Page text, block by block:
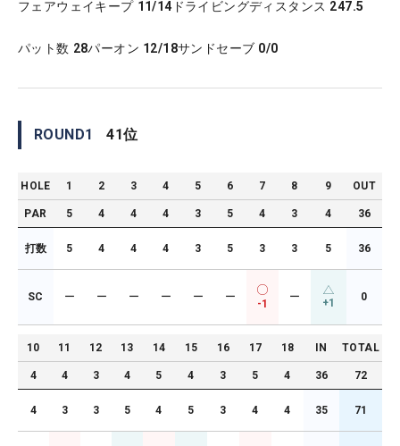
フェアウェイキープ 11/14 ドライビングディスタンス 247.5
パット数 28パーオン 12/18サンドセーブ 0/0
ROUND1 41位
HOLE 1 2 3 4 5 6 7 8 9 OUT
PAR 5 4 4 4 3 5 4 3 4 36
打数 5 4 4 4 3 5 3 3 5 36
SC ー ー ー ー ー ー
-1
ー +1 0
10 11 12 13 14 15 16 17 18 IN TOTAL
4 4 3 4 5 4 3 5 4 36 72
4 3 3 5 4 5 3 4 4 35 71